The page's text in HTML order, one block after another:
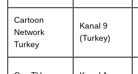
Cartoon
Network
Turkey
Kanal 9
(Turkey)